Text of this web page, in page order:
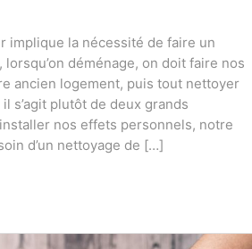
implique la nécessité de faire un
déménage, on doit faire nos
ancien logement, puis tout nettoyer
s’agit plutôt de deux grands
installer nos effets personnels, notre
d’un nettoyage de […]